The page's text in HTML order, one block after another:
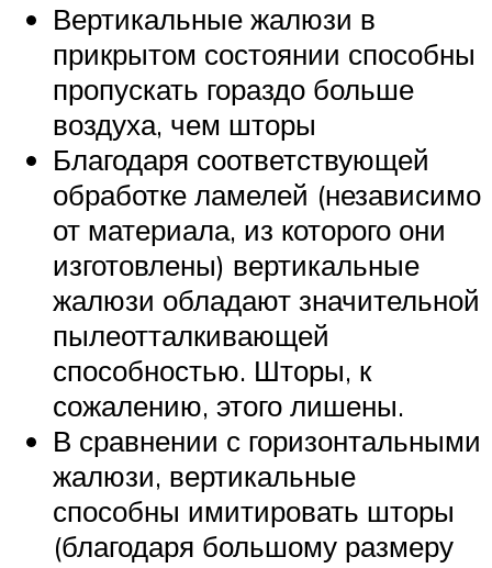
Вертикальные жалюзи в
прикрытом состоянии способны
пропускать гораздо больше
воздуха, чем шторы
Благодаря соответствующей
обработке ламелей (независимо
от материала, из которого они
изготовлены) вертикальные
жалюзи обладают значительной
пылеотталкивающей
способностью. Шторы, к
сожалению, этого лишены.
В сравнении с горизонтальными
жалюзи, вертикальные
способны имитировать шторы
(благодаря большому размеру